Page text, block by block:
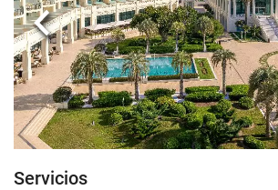
Anterior
Servicios